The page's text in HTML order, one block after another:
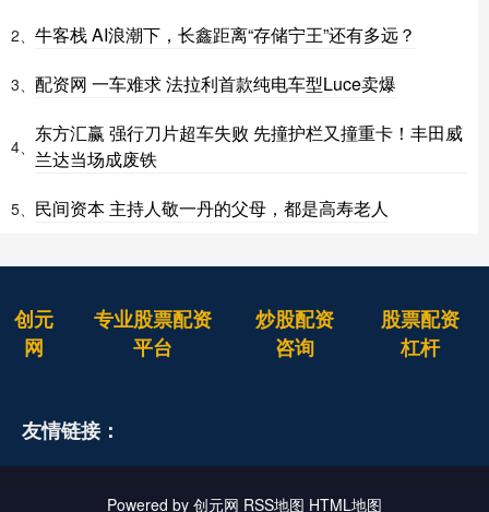
2、 牛客栈 AI浪潮下，长鑫距离“存储宁王”还有多远？
3、 配资网 一车难求 法拉利首款纯电车型Luce卖爆
4、
东方汇赢 强行刀片超车失败 先撞护栏又撞重卡！丰田威
兰达当场成废铁
5、 民间资本 主持人敬一丹的父母，都是高寿老人
创元
网
专业股票配资
平台
炒股配资
咨询
股票配资
杠杆
友情链接：
Powered by 创元网 RSS地图 HTML地图